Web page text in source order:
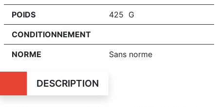
POIDS 425 G
CONDITIONNEMENT
NORME Sans norme
DESCRIPTION